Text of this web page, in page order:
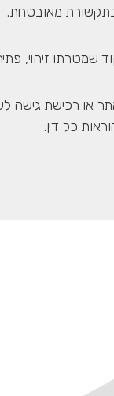
מאובטחת.
שמטרתו זיהוי,
או רכישת גישה
כל דין.